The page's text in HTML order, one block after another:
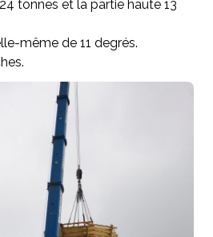
tonnes et la partie haute 13
même de 11 degrés.